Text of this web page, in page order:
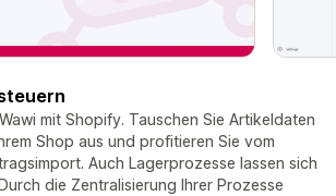
mit Shopify. Tauschen Sie Artikeldaten
Shop aus und profitieren Sie vom
Auch Lagerprozesse lassen sich
die Zentralisierung Ihrer Prozesse